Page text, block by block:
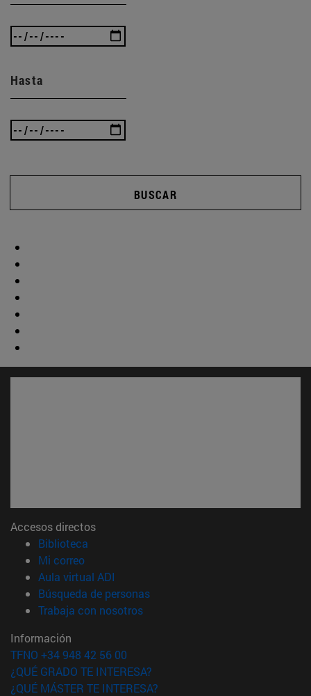
Hasta
BUSCAR
Accesos directos
Biblioteca
Mi correo(abre en nueva ventana)
Aula virtual ADI
Búsqueda de personas(abre en nueva ventana)
Trabaja con nosotros(abre en nueva ventana)
Información
TFNO +34 948 42 56 00
¿QUÉ GRADO TE INTERESA?
¿QUÉ MÁSTER TE INTERESA?